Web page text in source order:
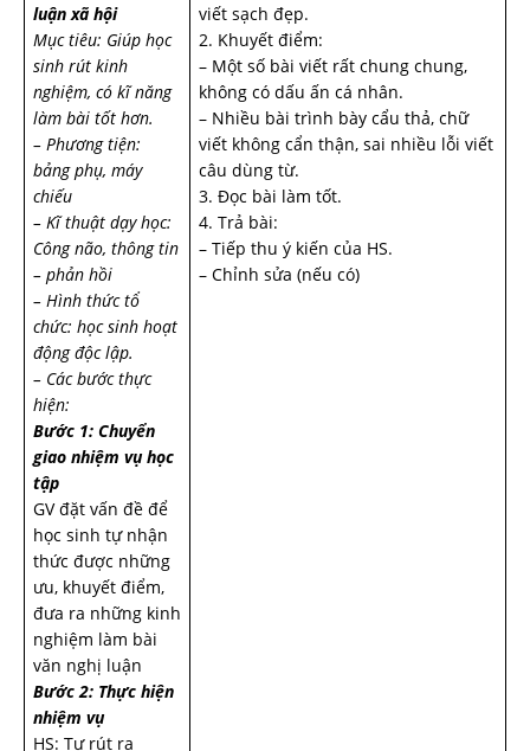
luận xã hội
Mục tiêu: Giúp học
sinh rút kinh
nghiệm, có kĩ năng
làm bài tốt hơn.
– Phương tiện:
bảng phụ, máy
chiếu
– Kĩ thuật dạy học:
Công não, thông tin
– phản hồi
– Hình thức tổ
chức: học sinh hoạt
động độc lập.
– Các bước thực
hiện:
Bước 1: Chuyển
giao nhiệm vụ học
tập
GV đặt vấn đề để
học sinh tự nhận
thức được những
ưu, khuyết điểm,
đưa ra những kinh
nghiệm làm bài
văn nghị luận
Bước 2: Thực hiện
nhiệm vụ
HS: Tự rút ra
viết sạch đẹp.
2. Khuyết điểm:
– Một số bài viết rất chung chung,
không có dấu ấn cá nhân.
– Nhiều bài trình bày cẩu thả, chữ
viết không cẩn thận, sai nhiều lỗi viết
câu dùng từ.
3. Đọc bài làm tốt.
4. Trả bài:
– Tiếp thu ý kiến của HS.
– Chỉnh sửa (nếu có)